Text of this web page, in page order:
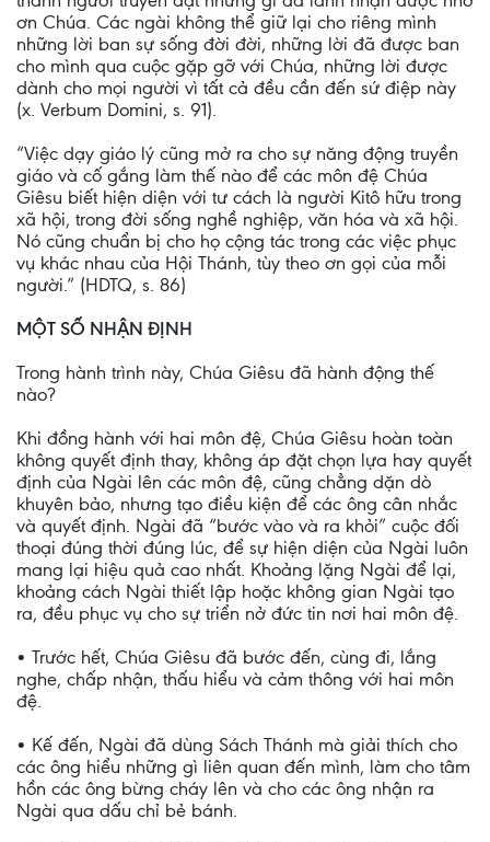
ơn Chúa. Các ngài không thể giữ lại cho riêng mình
những lời ban sự sống đời đời, những lời đã được ban
cho mình qua cuộc gặp gỡ với Chúa, những lời được
dành cho mọi người vì tất cả đều cần đến sứ điệp này
(x. Verbum Domini, s. 91).
“Việc dạy giáo lý cũng mở ra cho sự năng động truyền
giáo và cố gắng làm thế nào để các môn đệ Chúa
Giêsu biết hiện diện với tư cách là người Kitô hữu trong
xã hội, trong đời sống nghề nghiệp, văn hóa và xã hội.
Nó cũng chuẩn bị cho họ cộng tác trong các việc phục
vụ khác nhau của Hội Thánh, tùy theo ơn gọi của mỗi
người.” (HDTQ, s. 86)
MỘT SỐ NHẬN ĐỊNH
Trong hành trình này, Chúa Giêsu đã hành động thế
nào?
Khi đồng hành với hai môn đệ, Chúa Giêsu hoàn toàn
không quyết định thay, không áp đặt chọn lựa hay quyết
định của Ngài lên các môn đệ, cũng chẳng dặn dò
khuyên bảo, nhưng tạo điều kiện để các ông cân nhắc
và quyết định. Ngài đã “bước vào và ra khỏi” cuộc đối
thoại đúng thời đúng lúc, để sự hiện diện của Ngài luôn
mang lại hiệu quả cao nhất. Khoảng lặng Ngài để lại,
khoảng cách Ngài thiết lập hoặc không gian Ngài tạo
ra, đều phục vụ cho sự triển nở đức tin nơi hai môn đệ.
• Trước hết, Chúa Giêsu đã bước đến, cùng đi, lắng
nghe, chấp nhận, thấu hiểu và cảm thông với hai môn
đệ.
• Kế đến, Ngài đã dùng Sách Thánh mà giải thích cho
các ông hiểu những gì liên quan đến mình, làm cho tâm
hồn các ông bừng cháy lên và cho các ông nhận ra
Ngài qua dấu chỉ bẻ bánh.